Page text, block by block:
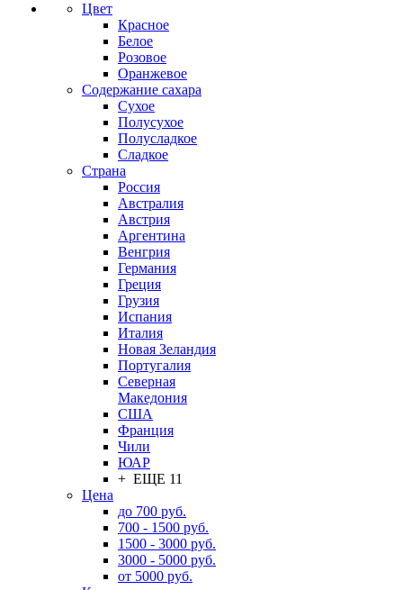
Цвет
Красное
Белое
Розовое
Оранжевое
Содержание сахара
Сухое
Полусухое
Полусладкое
Сладкое
Страна
Россия
Австралия
Австрия
Аргентина
Венгрия
Германия
Греция
Грузия
Испания
Италия
Новая Зеландия
Португалия
Северная
Македония
США
Франция
Чили
ЮАР
+ ЕЩЕ 11
Цена
до 700 руб.
700 - 1500 руб.
1500 - 3000 руб.
3000 - 5000 руб.
от 5000 руб.